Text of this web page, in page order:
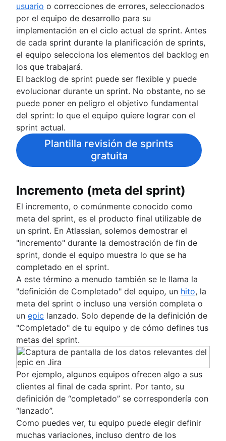
usuario o correcciones de errores, seleccionados
por el equipo de desarrollo para su
implementación en el ciclo actual de sprint. Antes
de cada sprint durante la planificación de sprints,
el equipo selecciona los elementos del backlog en
los que trabajará.
El backlog de sprint puede ser flexible y puede
evolucionar durante un sprint. No obstante, no se
puede poner en peligro el objetivo fundamental
del sprint: lo que el equipo quiere lograr con el
sprint actual.
Plantilla revisión de sprints
gratuita
Incremento (meta del sprint)
El incremento, o comúnmente conocido como
meta del sprint, es el producto final utilizable de
un sprint. En Atlassian, solemos demostrar el
"incremento" durante la demostración de fin de
sprint, donde el equipo muestra lo que se ha
completado en el sprint.
A este término a menudo también se le llama la
"definición de Completado" del equipo, un hito, la
meta del sprint o incluso una versión completa o
un epic lanzado. Solo depende de la definición de
"Completado" de tu equipo y de cómo defines tus
metas del sprint.
Por ejemplo, algunos equipos ofrecen algo a sus
clientes al final de cada sprint. Por tanto, su
definición de “completado” se correspondería con
“lanzado”.
Como puedes ver, tu equipo puede elegir definir
muchas variaciones, incluso dentro de los